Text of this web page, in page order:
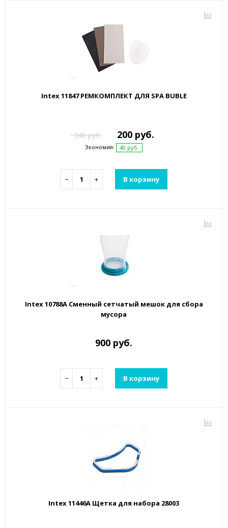
Intex 11847 РЕМКОМПЛЕКТ ДЛЯ SPA BUBLE
240 руб. 200 руб.
Экономия: 40 руб.
− + В корзину
Intex 10788A Сменный сетчатый мешок для сбора
мусора
900 руб.
− + В корзину
Intex 11446A Щетка для набора 28003